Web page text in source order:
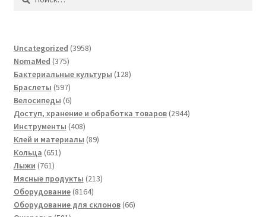
Uncategorized 39583958
NomaMed 375375
товаров
Бактериальные культуры 128128
Браслеты 597597
товаров
Велосипеды 66
товаров
Доступ, хранение и обработка товаров 29442944
Инструменты 408408
товаров
Клей и материалы 8989
Кольца 651651
Лыжи 761761
товар
Мясные продукты 213213
Оборудование 81648164
товара
Оборудование для склонов 6666